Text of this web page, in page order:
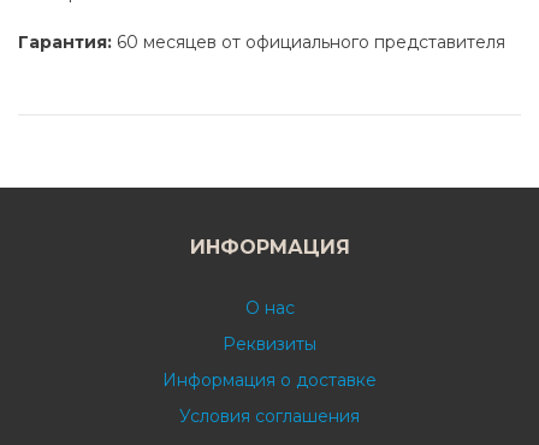
Гарантия: 60 месяцев от официального представителя
ИНФОРМАЦИЯ
О нас
Реквизиты
Информация о доставке
Условия соглашения